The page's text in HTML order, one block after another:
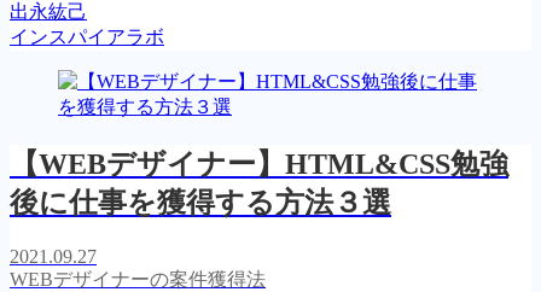
出永紘己
インスパイアラボ
【WEBデザイナー】HTML&CSS勉強
後に仕事を獲得する方法３選
2021.09.27
WEBデザイナーの案件獲得法